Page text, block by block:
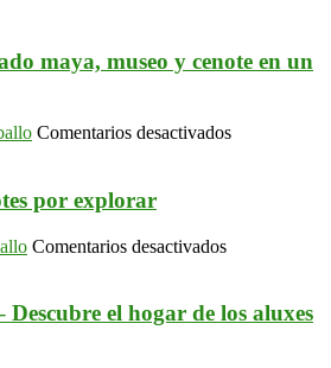
maya, museo y cenote en un
Comentarios desactivadosen
un
por explorar
Comentarios desactivadosen
Cenotes
el hogar de los aluxes